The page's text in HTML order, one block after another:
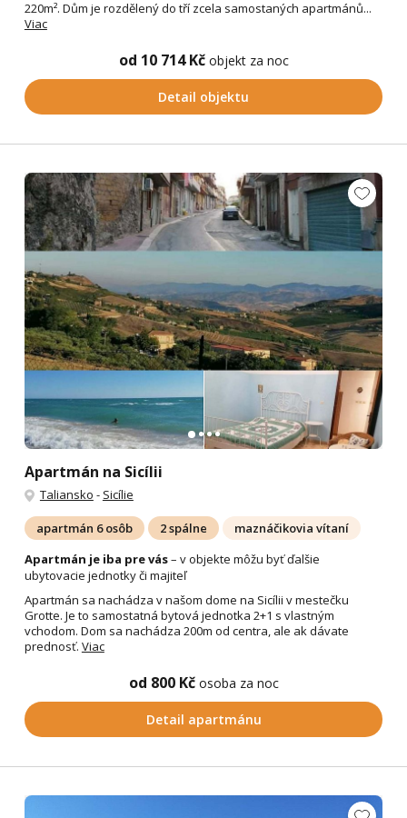
220m². Dům je rozdělený do tří zcela samostaných apartmánů...
Viac
od 10 714 Kč objekt za noc
Detail objektu
Apartmán na Sicílii
Taliansko - Sicílie
apartmán 6 osôb 2 spálne
maznáčikovia vítaní
Apartmán je iba pre vás– v objekte môžu byť ďalšie
ubytovacie jednotky či majiteľ
Apartmán sa nachádza v našom dome na Sicílii v mestečku
Grotte. Je to samostatná bytová jednotka 2+1 s vlastným
vchodom. Dom sa nachádza 200m od centra, ale ak dávate
prednosť. Viac
od 800 Kč osoba za noc
Detail apartmánu